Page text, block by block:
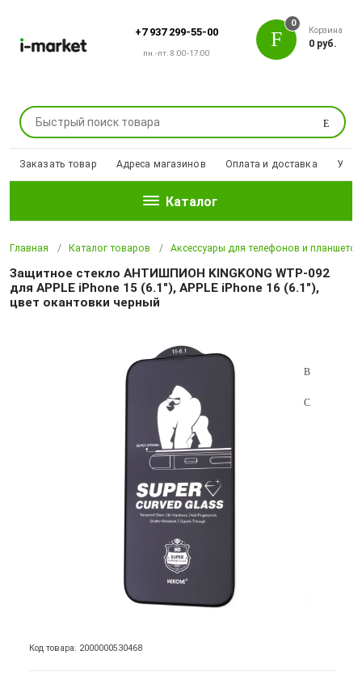
+7 937 299-55-00
пн.-пт. 8:00-17:00
Поиск
0
Корзина
0 руб.
Заказать товар Адреса магазинов Оплата и доставка
Каталог
Главная Каталог товаров Аксессуары для телефонов и планшетов
Защитное стекло АНТИШПИОН KINGKONG WTP-092
для APPLE iPhone 15 (6.1"), APPLE iPhone 16 (6.1"),
цвет окантовки черный
Код товара: 2000000530468